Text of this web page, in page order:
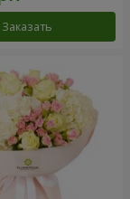
Заказать